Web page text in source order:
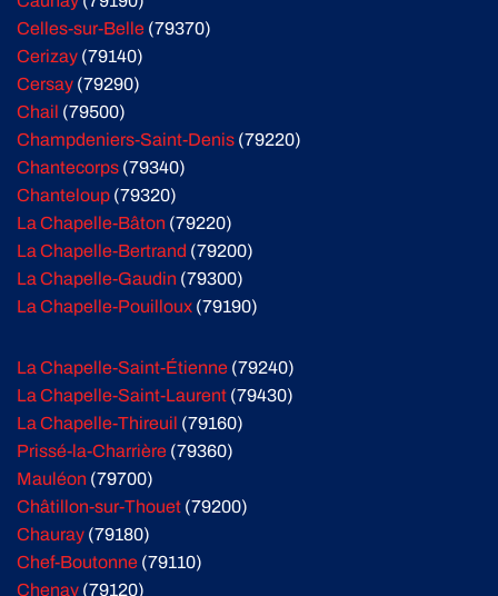
Celles-sur-Belle (79370)
Cerizay (79140)
Cersay (79290)
Chail (79500)
Champdeniers-Saint-Denis (79220)
Chantecorps (79340)
Chanteloup (79320)
La Chapelle-Bâton (79220)
La Chapelle-Bertrand (79200)
La Chapelle-Gaudin (79300)
La Chapelle-Pouilloux (79190)
La Chapelle-Saint-Étienne (79240)
La Chapelle-Saint-Laurent (79430)
La Chapelle-Thireuil (79160)
Prissé-la-Charrière (79360)
Mauléon (79700)
Châtillon-sur-Thouet (79200)
Chauray (79180)
Chef-Boutonne (79110)
Chenay (79120)